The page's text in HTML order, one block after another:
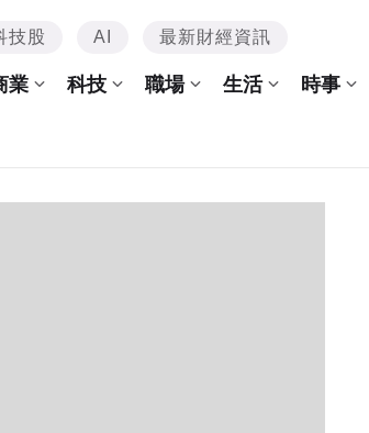
技股 AI 最新財經資訊
業 科技 職場 生活 時事